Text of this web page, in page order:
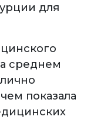
для
среднем
показала